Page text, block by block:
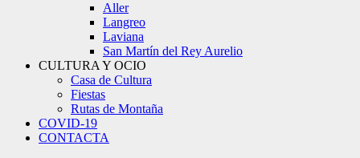
Aller
Langreo
Laviana
San Martín del Rey Aurelio
CULTURA Y OCIO
Casa de Cultura
Fiestas
Rutas de Montaña
COVID-19
CONTACTA